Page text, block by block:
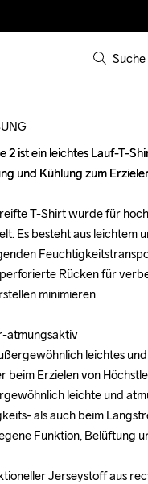
Suche
2 ist ein leichtes Lauf-T-
und Kühlung zum
T-Shirt wurde für
Es besteht aus leichtem
Rücken für
minimieren.
atmungsaktiv
leichtes
beim Erzielen von
leichte und
als auch beim
Funktion, Belüftung
Jerseystoff aus
2 ist ein leichtes Lauf-T-
und Kühlung zum
T-Shirt wurde für
Es besteht aus leichtem
Rücken für
minimieren.
atmungsaktiv
leichtes
beim Erzielen von
leichte und
als auch beim
Funktion, Belüftung
Jerseystoff aus